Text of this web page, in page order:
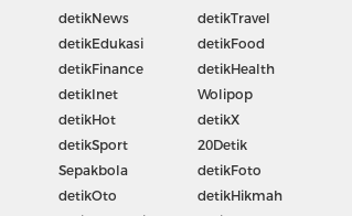
detikNews
detikEdukasi
detikFinance
detikInet
detikHot
detikSport
Sepakbola
detikOto
detikTravel
detikFood
detikHealth
Wolipop
detikX
20Detik
detikFoto
detikHikmah